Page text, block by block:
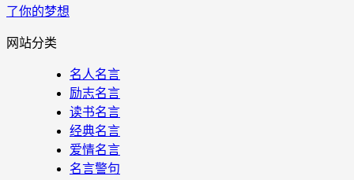
了你的梦想
网站分类
名人名言
励志名言
读书名言
经典名言
爱情名言
名言警句